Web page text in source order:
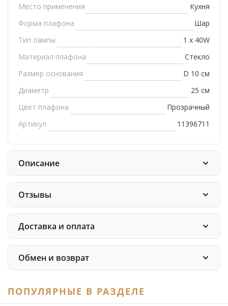
Место применения
Кухня
Форма плафона
Шар
Тип лампы
1 х 40W
Материал плафона
Стекло
Размер основания
D 10 см
Диаметр
25 см
Цвет плафона
Прозрачный
Артикул
11396711
Описание
Отзывы
Доставка и оплата
Обмен и возврат
ПОПУЛЯРНЫЕ В РАЗДЕЛЕ